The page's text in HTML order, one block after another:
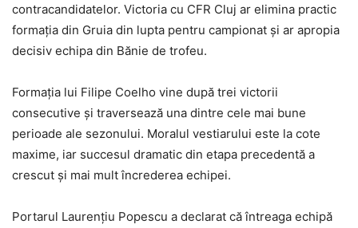
contracandidatelor. Victoria cu CFR Cluj ar elimina practic
formația din Gruia din lupta pentru campionat și ar apropia
decisiv echipa din Bănie de trofeu.
Formația lui Filipe Coelho vine după trei victorii
consecutive și traversează una dintre cele mai bune
perioade ale sezonului. Moralul vestiarului este la cote
maxime, iar succesul dramatic din etapa precedentă a
crescut și mai mult încrederea echipei.
Portarul Laurențiu Popescu a declarat că întreaga echipă